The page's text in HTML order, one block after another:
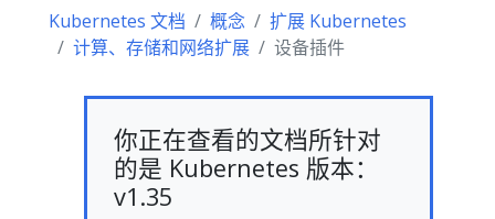
Kubernetes 文档 概念
扩展 Kubernetes
计算、存储和网络扩展
设备插件
你正在查看的文档所针对
的是 Kubernetes 版本：
v1.35